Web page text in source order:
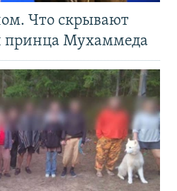
Что скрывают
принца Мухаммеда